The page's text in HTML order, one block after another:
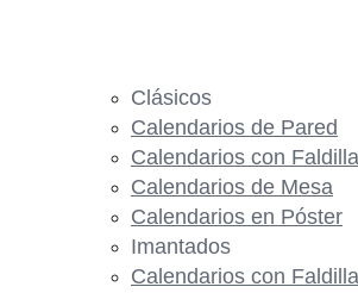
Clásicos
Calendarios de Pared
Calendarios con Faldilla
Calendarios de Mesa
Calendarios en Póster
Imantados
Calendarios con